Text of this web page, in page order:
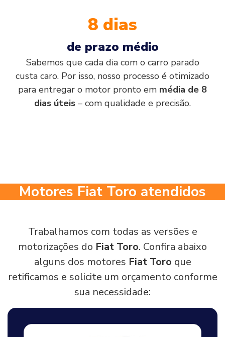
8 dias
de prazo médio
Sabemos que cada dia com o carro parado
custa caro. Por isso, nosso processo é otimizado
para entregar o motor pronto em média de 8
dias úteis – com qualidade e precisão.
Motores Fiat Toro atendidos
Trabalhamos com todas as versões e
motorizações do Fiat Toro. Confira abaixo
alguns dos motores Fiat Toro que
retificamos e solicite um orçamento conforme
sua necessidade: